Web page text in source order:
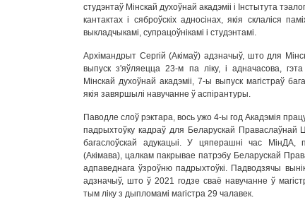
студэнтаў Мінскай духоўнай акадэміі і Інстытута
кантактах і сяброўскіх адносінах, якія склаліся
выкладчыкамі, супрацоўнікамі і студэнтамі.
Архімандрыт Сергій (Акімаў) адзначыў, што для
выпуск з'яўляецца 23-м па ліку, і адначасова,
Мінскай духоўнай акадэміі, 7-ы выпуск магістраў
якія завяршылі навучанне ў аспірантуры.
Паводле слоў рэктара, вось ужо 4-ы год Акадэмія
падрыхтоўку кадраў для Беларускай Праваслаўнай
багаслоўскай адукацыі. У цяперашні час МінДА,
(Акімава), цалкам пакрывае патрэбу Беларускай
адпаведнага ўзроўню падрыхтоўкі. Падводзячы
адзначыў, што ў 2021 годзе сваё навучанне ў
тым ліку з дыпломамі магістра 29 чалавек.